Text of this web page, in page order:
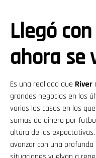
Llegó
ahora se
Es una realidad que River
grandes negocios en los
varios los casos en los
sumas de dinero por
altura de las
avanzar con una